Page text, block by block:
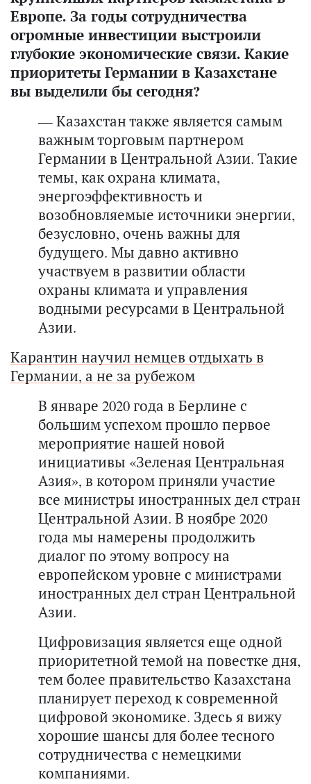
Европе. За годы сотрудничества
огромные инвестиции выстроили
глубокие экономические связи. Какие
приоритеты Германии в Казахстане
вы выделили бы сегодня?
— Казахстан также является самым
важным торговым партнером
Германии в Центральной Азии. Такие
темы, как охрана климата,
энергоэффективность и
возобновляемые источники энергии,
безусловно, очень важны для
будущего. Мы давно активно
участвуем в развитии области
охраны климата и управления
водными ресурсами в Центральной
Азии.
Карантин научил немцев отдыхать в
Германии, а не за рубежом
В январе 2020 года в Берлине с
большим успехом прошло первое
мероприятие нашей новой
инициативы «Зеленая Центральная
Азия», в котором приняли участие
все министры иностранных дел стран
Центральной Азии. В ноябре 2020
года мы намерены продолжить
диалог по этому вопросу на
европейском уровне с министрами
иностранных дел стран Центральной
Азии.
Цифровизация является еще одной
приоритетной темой на повестке дня,
тем более правительство Казахстана
планирует переход к современной
цифровой экономике. Здесь я вижу
хорошие шансы для более тесного
сотрудничества с немецкими
компаниями.